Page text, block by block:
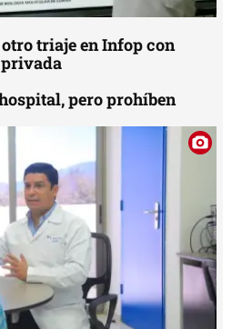
triaje en Infop con
privada
pero prohíben